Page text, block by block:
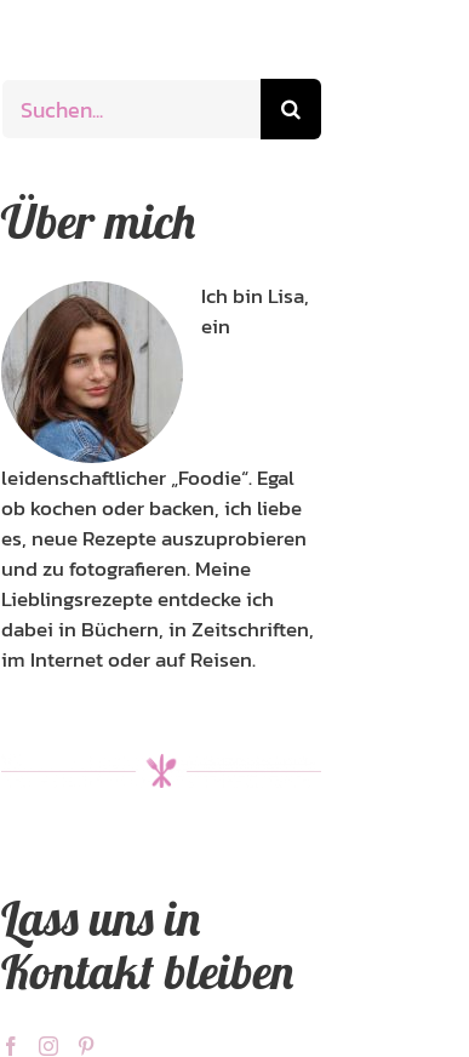
nach:
Über mich
Ich bin Lisa,
ein
leidenschaftlicher „Foodie“. Egal
ob kochen oder backen, ich liebe
es, neue Rezepte auszuprobieren
und zu fotografieren. Meine
Lieblingsrezepte entdecke ich
dabei in Büchern, in Zeitschriften,
im Internet oder auf Reisen.
Lass uns in
Kontakt bleiben